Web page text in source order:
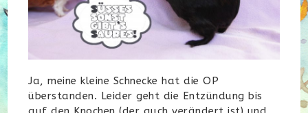
Ja, meine kleine Schnecke hat die OP
überstanden. Leider geht die Entzündung bis